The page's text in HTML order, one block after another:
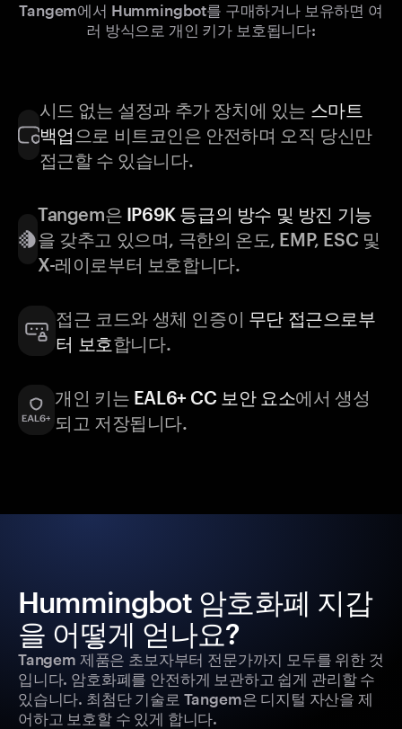
Tangem에서 Hummingbot를 구매하거나 보유하면 여
러 방식으로 개인 키가 보호됩니다:
시드 없는 설정과 추가 장치에 있는 스마트
백업 으로 비트코인은 안전하며 오직 당신만
접근할 수 있습니다.
Tangem은 IP69K 등급의 방수 및 방진 기능
을 갖추고 있으며, 극한의 온도, EMP, ESC 및
X-레이로부터 보호합니다.
접근 코드와 생체 인증이 무단 접근으로부
터 보호합니다.
개인 키는 EAL6+ CC 보안 요소에서 생성
되고 저장됩니다.
Hummingbot 암호화폐 지갑
을 어떻게 얻나요?
Tangem 제품은 초보자부터 전문가까지 모두를 위한 것
입니다. 암호화폐를 안전하게 보관하고 쉽게 관리할 수
있습니다. 최첨단 기술로 Tangem은 디지털 자산을 제
어하고 보호할 수 있게 합니다.